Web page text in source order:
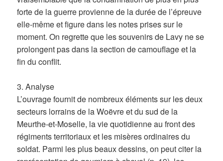
forte de la guerre provienne de la durée de l’épreuve
elle-même et figure dans les notes prises sur le
moment. On regrette que les souvenirs de Lavy ne se
prolongent pas dans la section de camouflage et la
fin du conflit.
3. Analyse
L’ouvrage fournit de nombreux éléments sur les deux
secteurs lorrains de la Woëvre et du sud de la
Meurthe-et-Moselle, la vie quotidienne au front des
régiments territoriaux et les misères ordinaires du
soldat. Parmi les plus beaux dessins, on peut citer la